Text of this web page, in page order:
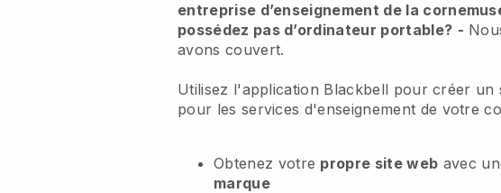
entreprise d’enseignement de la
possédez pas d’ordinateur portable? -
avons couvert.
Utilisez l'application Blackbell pour créer un
pour les services d'enseignement de votre
Obtenez votre propre site web avec
marque